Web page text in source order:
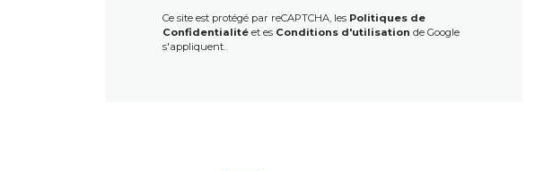
Ce site est protégé par reCAPTCHA, les Politiques de
Confidentialitéet es Conditions d'utilisation de Google
s'appliquent.